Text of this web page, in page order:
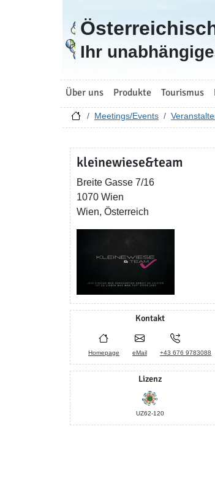
Zur Startseite
Ihr
Über uns Produkte Tourismus
Meetings/Events
kleinewiese&team
Breite Gasse 7/16
1070 Wien
Wien, Österreich
Kontakt
Homepage eMail +43 676 9783088
Lizenz
UZ62-120